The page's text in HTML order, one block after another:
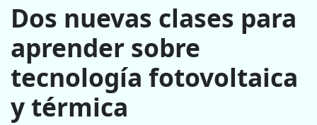
Dos nuevas clases para
aprender sobre
tecnología fotovoltaica
y térmica